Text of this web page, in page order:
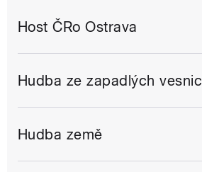
Host ČRo Ostrava
Hudba ze zapadlých vesnic
Hudba země